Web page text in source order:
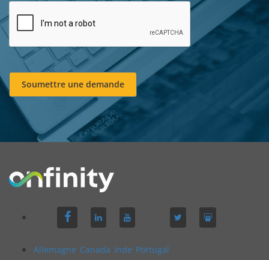
Soumettre une demande
Allemagne Canada Inde Portugal